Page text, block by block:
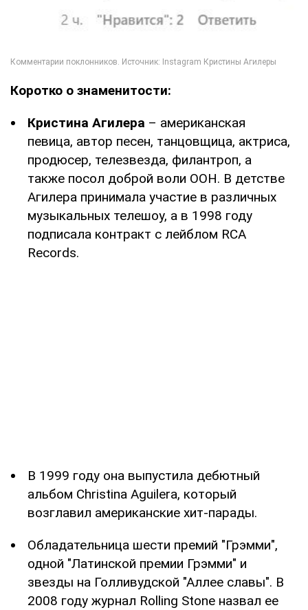
Коротко о знаменитости:
Кристина Агилера – американская
певица, автор песен, танцовщица, актриса,
продюсер, телезвезда, филантроп, а
также посол доброй воли ООН. В детстве
Агилера принимала участие в различных
музыкальных телешоу, а в 1998 году
подписала контракт с лейблом RCA
Records.
В 1999 году она выпустила дебютный
альбом Christina Aguilera, который
возглавил американские хит-парады.
Обладательница шести премий "Грэмми",
одной "Латинской премии Грэмми" и
звезды на Голливудской "Аллее славы". В
2008 году журнал Rolling Stone назвал ее